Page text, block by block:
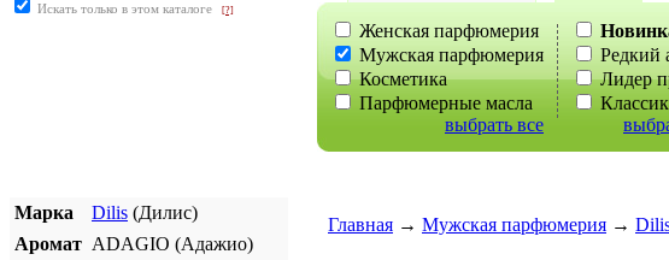
Искать только в этом каталоге [?]
Женская парфюмерия
Мужская парфюмерия
Косметика
Парфюмерные масла
выбрать все
Редкий
Лидер
Марка Dilis (Дилис)
Аромат ADAGIO (Адажио)
Главная → Мужская парфюмерия →